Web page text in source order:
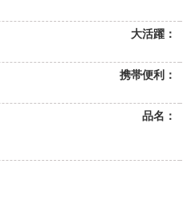
大活躍：
携帯便利：
品名：